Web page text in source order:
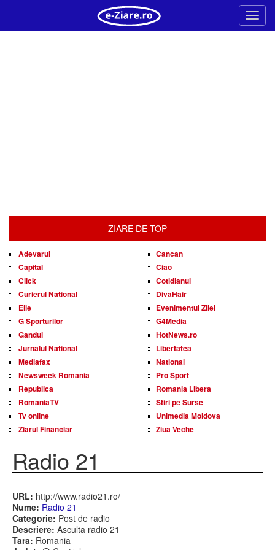
Meniu
ZIARE DE TOP
Adevarul
Cancan
Capital
Ciao
Click
Cotidianul
Curierul National
DivaHair
Elle
Evenimentul Zilei
G Sporturilor
G4Media
Gandul
HotNews.ro
Jurnalul National
Libertatea
Mediafax
National
Newsweek Romania
Pro Sport
Republica
Romania Libera
RomaniaTV
Stiri pe Surse
Tv online
Unimedia Moldova
Ziarul Financiar
Ziua Veche
Radio 21
URL: http://www.radio21.ro/
Nume: Radio 21
Categorie: Post de radio
Descriere: Asculta radio 21
Tara: Romania